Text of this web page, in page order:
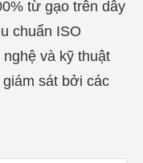
từ gạo trên dây
chuẩn ISO
và kỹ thuật
sát bởi các